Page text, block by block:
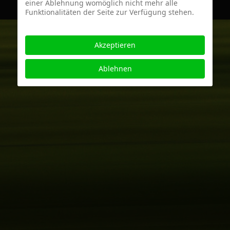
einer Ablehnung womöglich nicht mehr alle
Funktionalitäten der Seite zur Verfügung stehen.
Akzeptieren
Ablehnen